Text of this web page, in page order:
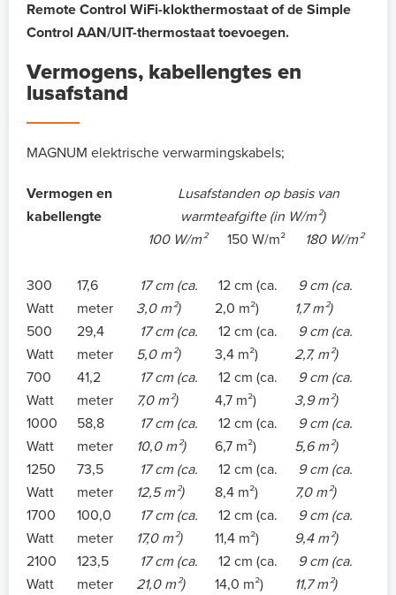
Remote Control WiFi-klokthermostaat of de Simple
Control AAN/UIT-thermostaat toevoegen.
Vermogens, kabellengtes en
lusafstand
MAGNUM elektrische verwarmingskabels;
Vermogen en
kabellengte
Lusafstanden op basis van
warmteafgifte (in W/m²)
100 W/m²
150 W/m² 180 W/m²
300
Watt
17,6
meter
17 cm (ca.
3,0 m²)
12 cm (ca.
2,0 m²)
9 cm (ca.
1,7 m²)
500
Watt
29,4
meter
17 cm (ca.
5,0 m²)
12 cm (ca.
3,4 m²)
9 cm (ca.
2,7, m²)
700
Watt
41,2
meter
17 cm (ca.
7,0 m²)
12 cm (ca.
4,7 m²)
9 cm (ca.
3,9 m²)
1000
Watt
58,8
meter
17 cm (ca.
10,0 m²)
12 cm (ca.
6,7 m²)
9 cm (ca.
5,6 m²)
1250
Watt
73,5
meter
17 cm (ca.
12,5 m²)
12 cm (ca.
8,4 m²)
9 cm (ca.
7,0 m²)
1700
Watt
100,0
meter
17 cm (ca.
17,0 m²)
12 cm (ca.
11,4 m²)
9 cm (ca.
9,4 m²)
2100
Watt
123,5
meter
17 cm (ca.
21,0 m²)
12 cm (ca.
14,0 m²)
9 cm (ca.
11,7 m²)